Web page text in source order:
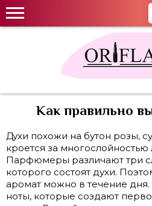
Как правильно
Духи похожи на бутон розы,
кроется за многослойностью
Парфюмеры различают три
которого состоят духи.
аромат можно в течение дня.
ноты, которые создают